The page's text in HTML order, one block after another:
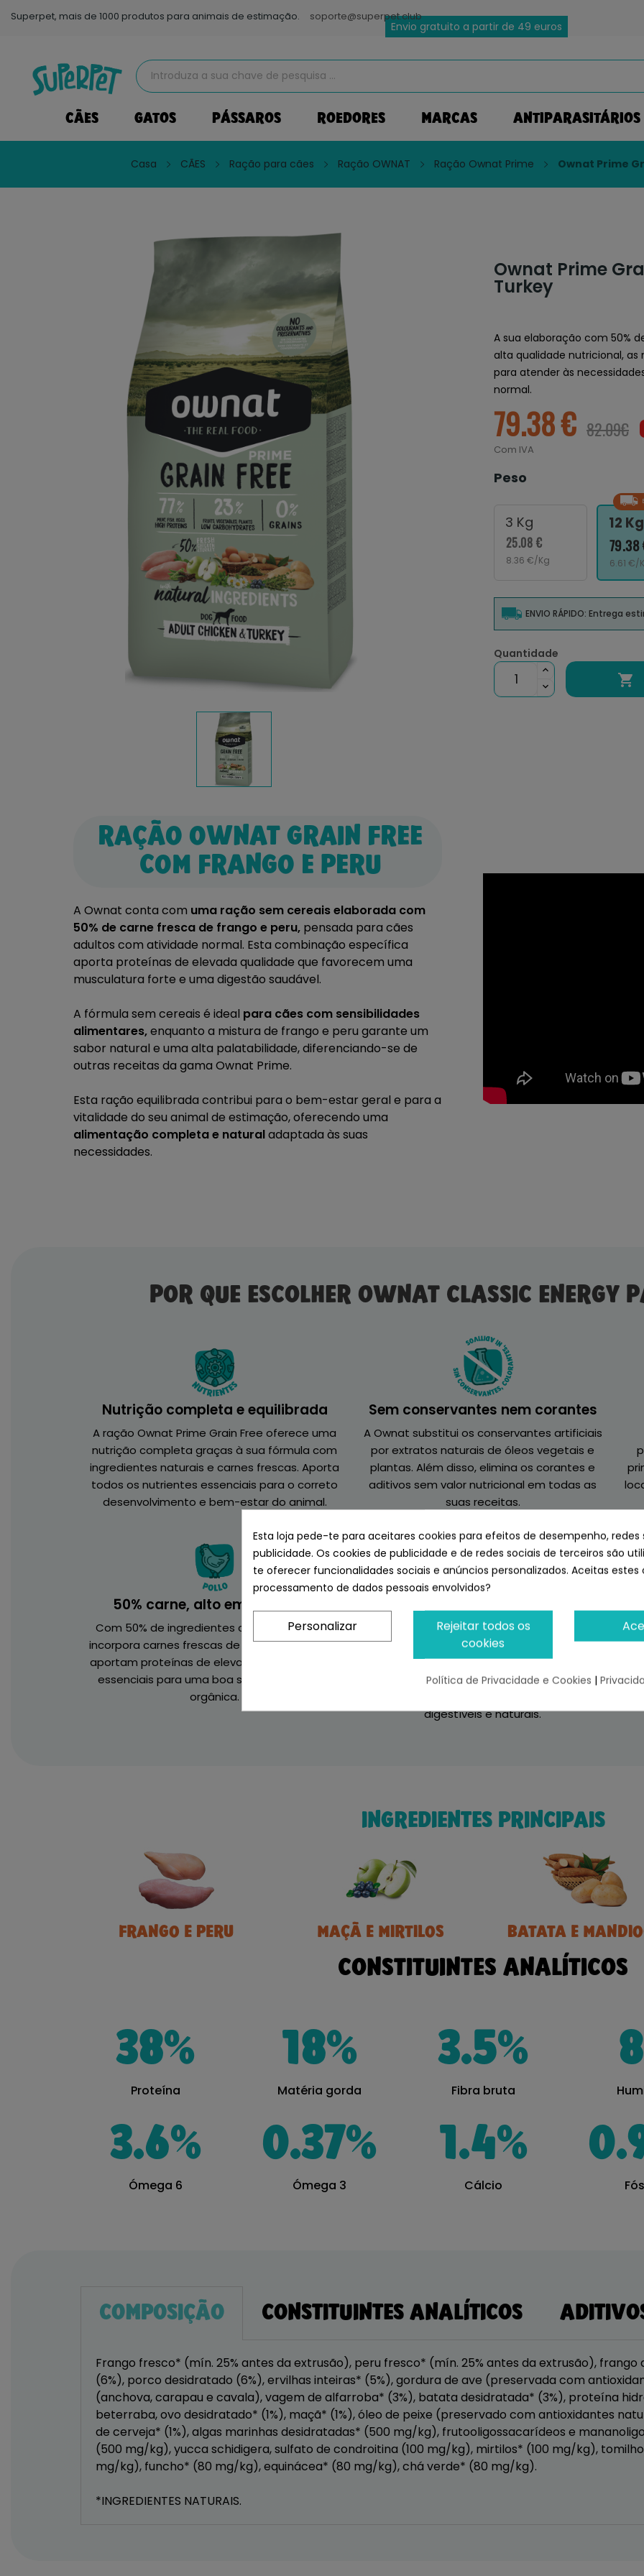
Superpet, mais de 1000 produtos para animais de estimação. soporte@superpet.club
Envio gratuito a partir de 49 euros
CÃES GATOS PÁSSAROS ROEDORES MARCAS ANTIPARASITÁRIOS
Casa CÃES Ração para cães Ração OWNAT Ração Ownat Prime Ownat Prime
Ownat Prime
Turkey
A sua elaboração com 50%
alta qualidade nutricional,
para atender às
normal.
79.38 € 82.09€
Com IVA
Peso
3 Kg
25.08 €
8.36 €/Kg
12 Kg
79.38
6.61 €/
ENVIO RÁPIDO: Entrega
Quantidade

RAÇÃO OWNAT GRAIN FREE
COM FRANGO E PERU
A Ownat conta com uma ração sem cereais elaborada com
50% de carne fresca de frango e peru, pensada para cães
adultos com atividade normal. Esta combinação específica
aporta proteínas de elevada qualidade que favorecem uma
musculatura forte e uma digestão saudável.
A fórmula sem cereais é ideal para cães com sensibilidades
alimentares,enquanto a mistura de frango e peru garante um
sabor natural e uma alta palatabilidade, diferenciando-se de
outras receitas da gama Ownat Prime.
Esta ração equilibrada contribui para o bem-estar geral e para a
vitalidade do seu animal de estimação, oferecendo uma
alimentação completa e naturaladaptada às suas
necessidades.
POR QUE ESCOLHER OWNAT CLASSIC ENERGY
Nutrição completa e equilibrada
A ração Ownat Prime Grain Free oferece uma
nutrição completa graças à sua fórmula com
ingredientes naturais e carnes frescas. Aporta
todos os nutrientes essenciais para o correto
desenvolvimento e bem-estar do animal.
Sem conservantes nem corantes
A Ownat substitui os conservantes artificiais
por extratos naturais de óleos vegetais e
plantas. Além disso, elimina os corantes e
aditivos sem valor nutricional em todas as
suas receitas.
50% carne, alto em proteínas
Com 50% de ingredientes cárnicos, a Ownat
incorpora carnes frescas de frango e peru que
aportam proteínas de elevado valor biológico,
essenciais para uma boa saúde muscular e
orgânica.
natural
Graças ao seu elevado conteúdo em carne, a
Ownat Prime pode formular receitas com
menos carboidratos. Substitui os cereais por
digestíveis e naturais.
INGREDIENTES PRINCIPAIS
FRANGO E PERU MAÇÃ E MIRTILOS BATATA E
CONSTITUINTES ANALÍTICOS
38%
Proteína
3.6%
Ómega 6
18%
Matéria gorda
0.37%
Ómega 3
3.5%
Fibra bruta
1.4%
Cálcio
8
COMPOSIÇÃO CONSTITUINTES ANALÍTICOS
Frango fresco* (mín. 25% antes da extrusão), peru fresco* (mín. 25% antes da extrusão), frango
(6%), porco desidratado (6%), ervilhas inteiras* (5%), gordura de ave (preservada com
(anchova, carapau e cavala), vagem de alfarroba* (3%), batata desidratada* (3%), proteína
beterraba, ovo desidratado* (1%), maçã* (1%), óleo de peixe (preservado com antioxidantes
de cerveja* (1%), algas marinhas desidratadas* (500 mg/kg), frutooligossacarídeos e
(500 mg/kg), yucca schidigera, sulfato de condroitina (100 mg/kg), mirtilos* (100 mg/kg),
mg/kg), funcho* (80 mg/kg), equinácea* (80 mg/kg), chá verde* (80 mg/kg).
*INGREDIENTES NATURAIS.
Esta loja pede-te para aceitares cookies para efeitos de desempenho, redes
publicidade. Os cookies de publicidade e de redes sociais de terceiros são
te oferecer funcionalidades sociais e anúncios personalizados. Aceitas estes
processamento de dados pessoais envolvidos?
Rejeitar todos os
cookies
Personalizar
Política de Privacidade e Cookies |